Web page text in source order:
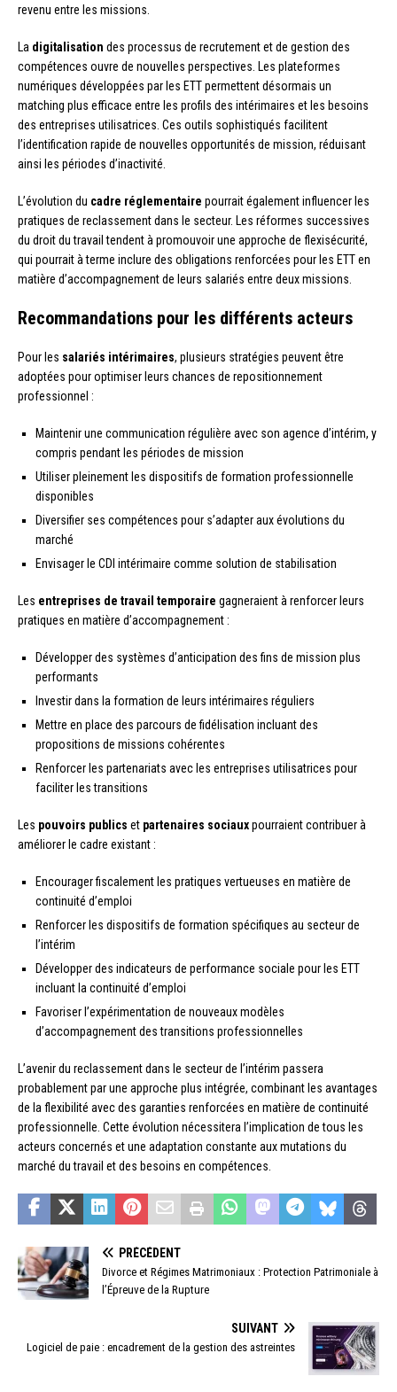
revenu entre les missions.
La digitalisation des processus de recrutement et de gestion des
compétences ouvre de nouvelles perspectives. Les plateformes
numériques développées par les ETT permettent désormais un
matching plus efficace entre les profils des intérimaires et les besoins
des entreprises utilisatrices. Ces outils sophistiqués facilitent
l’identification rapide de nouvelles opportunités de mission, réduisant
ainsi les périodes d’inactivité.
L’évolution du cadre réglementaire pourrait également influencer les
pratiques de reclassement dans le secteur. Les réformes successives
du droit du travail tendent à promouvoir une approche de flexisécurité,
qui pourrait à terme inclure des obligations renforcées pour les ETT en
matière d’accompagnement de leurs salariés entre deux missions.
Recommandations pour les différents acteurs
Pour les salariés intérimaires, plusieurs stratégies peuvent être
adoptées pour optimiser leurs chances de repositionnement
professionnel :
Maintenir une communication régulière avec son agence d’intérim, y
compris pendant les périodes de mission
Utiliser pleinement les dispositifs de formation professionnelle
disponibles
Diversifier ses compétences pour s’adapter aux évolutions du
marché
Envisager le CDI intérimaire comme solution de stabilisation
Les entreprises de travail temporaire gagneraient à renforcer leurs
pratiques en matière d’accompagnement :
Développer des systèmes d’anticipation des fins de mission plus
performants
Investir dans la formation de leurs intérimaires réguliers
Mettre en place des parcours de fidélisation incluant des
propositions de missions cohérentes
Renforcer les partenariats avec les entreprises utilisatrices pour
faciliter les transitions
Les pouvoirs publics et partenaires sociauxpourraient contribuer à
améliorer le cadre existant :
Encourager fiscalement les pratiques vertueuses en matière de
continuité d’emploi
Renforcer les dispositifs de formation spécifiques au secteur de
l’intérim
Développer des indicateurs de performance sociale pour les ETT
incluant la continuité d’emploi
Favoriser l’expérimentation de nouveaux modèles
d’accompagnement des transitions professionnelles
L’avenir du reclassement dans le secteur de l’intérim passera
probablement par une approche plus intégrée, combinant les avantages
de la flexibilité avec des garanties renforcées en matière de continuité
professionnelle. Cette évolution nécessitera l’implication de tous les
acteurs concernés et une adaptation constante aux mutations du
marché du travail et des besoins en compétences.
PRÉCÉDENT
Divorce et Régimes Matrimoniaux : Protection Patrimoniale à
l’Épreuve de la Rupture
SUIVANT
Logiciel de paie : encadrement de la gestion des astreintes